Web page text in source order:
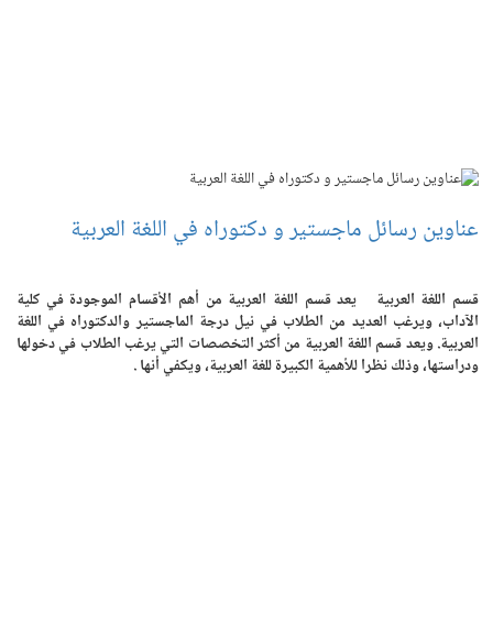
عناوين رسائل ماجستير و دكتوراه في اللغة العربية
قسم اللغة العربية يعد قسم اللغة العربية من أهم الأقسام الموجودة في كلية
الآداب، ويرغب العديد من الطلاب في نيل درجة الماجستير والدكتوراه في اللغة
العربية. ويعد قسم اللغة العربية من أكثر التخصصات التي يرغب الطلاب في دخولها
ودراستها، وذلك نظرا للأهمية الكبيرة للغة العربية، ويكفي أنها .